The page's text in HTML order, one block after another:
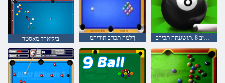
ביליארד מאסטר ךלמה תכרב תוריהמ רקונס דראיליב ליב 8 :תושגנתה תכירב